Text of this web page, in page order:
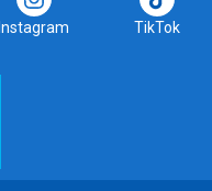
Instagram TikTok